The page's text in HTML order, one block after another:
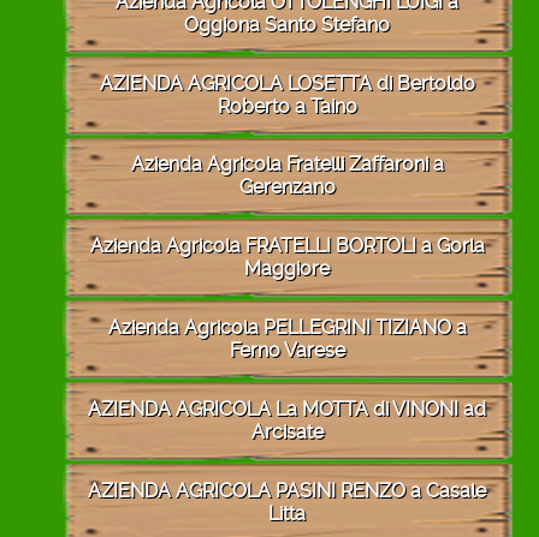
Oggiona Santo Stefano
AZIENDA AGRICOLA LOSETTA di Bertoldo
Roberto a Taino
Azienda Agricola Fratelli Zaffaroni a
Gerenzano
Azienda Agricola FRATELLI BORTOLI a Gorla
Maggiore
Azienda Agricola PELLEGRINI TIZIANO a
Ferno Varese
AZIENDA AGRICOLA La MOTTA di VINONI ad
Arcisate
AZIENDA AGRICOLA PASINI RENZO a Casale
Litta